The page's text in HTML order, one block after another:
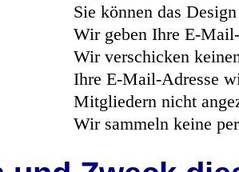
Sie können das
Wir geben Ihre E-
Wir verschicken
Ihre E-Mail-Adresse
Mitgliedern nicht
Wir sammeln keine